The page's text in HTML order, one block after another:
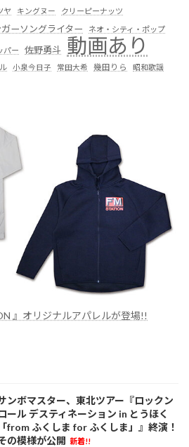
ヤ キングヌー クリーピーナッツ
ーソングライター ネオ・シティ・ポップ
パー 佐野勇斗 動画あり
小泉今日子 常田大希 幾田りら 昭和歌謡
』オリジナルアパレルが登場!!
ンボマスター、東北ツアー『ロックン
ール デスティネーション in とうほく
「from ふくしま for ふくしま」』終演！
の模様が公開 新着!!